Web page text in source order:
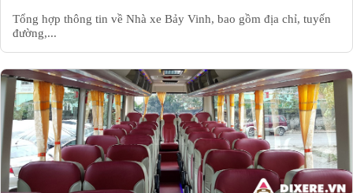
Tổng hợp thông tin về Nhà xe Bảy Vinh, bao gồm địa chỉ, tuyến
đường,...